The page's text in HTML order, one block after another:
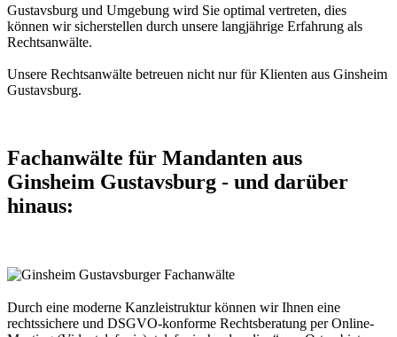
Gustavsburg und Umgebung wird Sie optimal vertreten, dies
können wir sicherstellen durch unsere langjährige Erfahrung als
Rechtsanwälte.
Unsere Rechtsanwälte betreuen nicht nur für Klienten aus Ginsheim
Gustavsburg.
Fachanwälte für Mandanten aus
Ginsheim Gustavsburg - und darüber
hinaus:
Durch eine moderne Kanzleistruktur können wir Ihnen eine
rechtssichere und DSGVO-konforme Rechtsberatung per Online-